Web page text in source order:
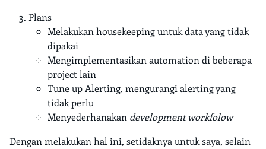
Plans
Melakukan housekeeping untuk data yang tidak
dipakai
Mengimplementasikan automation di beberapa
project lain
Tune up Alerting, mengurangi alerting yang
tidak perlu
Menyederhanakan development workfolow
Dengan melakukan hal ini, setidaknya untuk saya, selain